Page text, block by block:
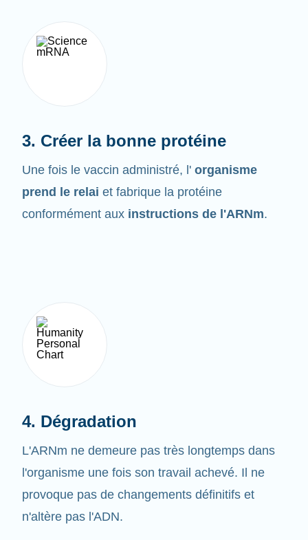
Une fois le vaccin administré, l'organisme
prend le relaiet fabrique la protéine
conformément auxinstructions de l'ARNm
L'ARNm ne demeure pas très longtemps dans
l'organisme une fois son travail achevé. Il ne
provoque pas de changements définitifs et
n'altère pas l'ADN.